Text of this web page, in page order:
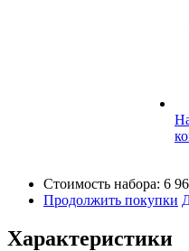
Стоимость набора: 6
Продолжить покупки
Характеристики